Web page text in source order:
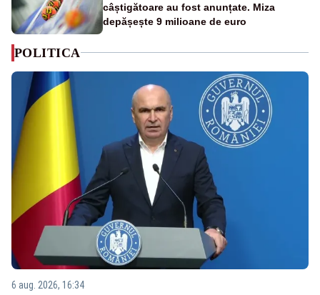
câștigătoare au fost anunțate. Miza
depășește 9 milioane de euro
POLITICA
6 aug. 2026, 16:34